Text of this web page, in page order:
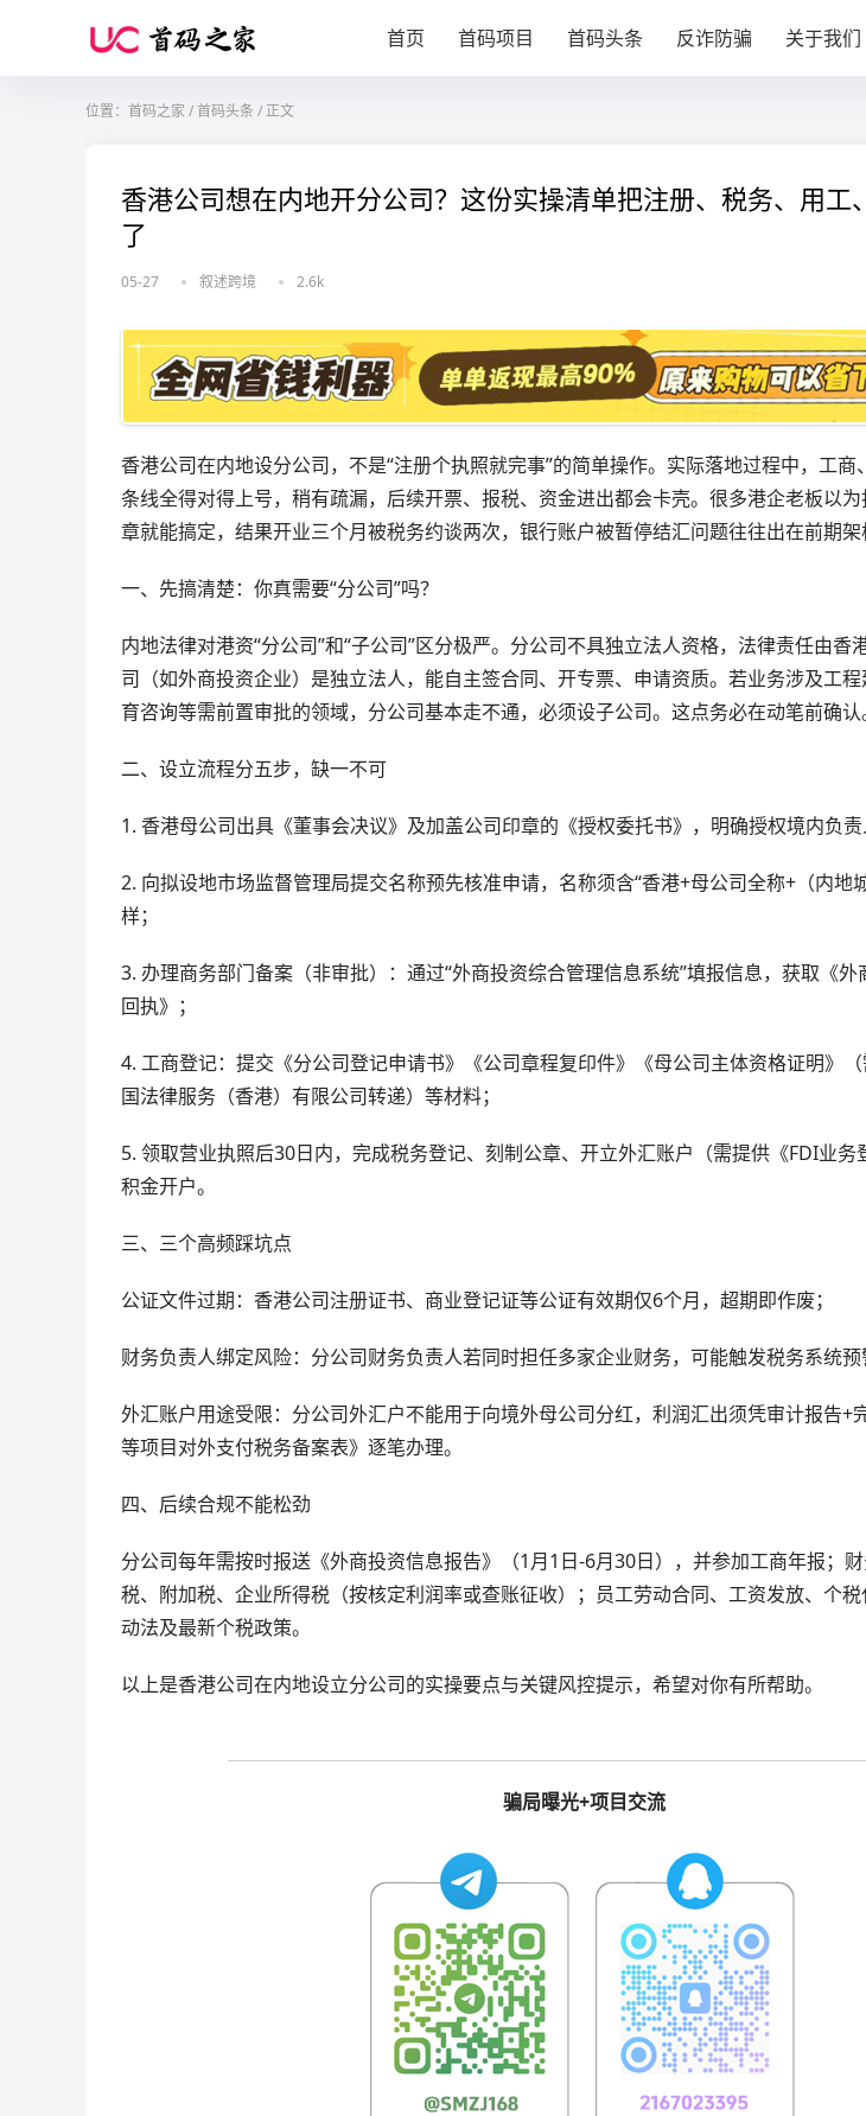
首页 首码项目 首码头条 反诈防骗 关于我们
位置： 首码之家 /首码头条 /正文
香港公司想在内地开分公司？这份实操清单把注册、税务、用工
了
05-27 叙述跨境 2.6k
香港公司在内地设分公司，不是“注册个执照就完事”的简单操作。实际落地过程中，工
条线全得对得上号，稍有疏漏，后续开票、报税、资金进出都会卡壳。很多港企老板以
章就能搞定，结果开业三个月被税务约谈两次，银行账户被暂停结汇问题往往出在前期架
一、先搞清楚：你真需要“分公司”吗？
内地法律对港资“分公司”和“子公司”区分极严。分公司不具独立法人资格，法律责任由香
司（如外商投资企业）是独立法人，能自主签合同、开专票、申请资质。若业务涉及工
育咨询等需前置审批的领域，分公司基本走不通，必须设子公司。这点务必在动笔前确认
二、设立流程分五步，缺一不可
1. 香港母公司出具《董事会决议》及加盖公司印章的《授权委托书》，明确授权境内负责
2. 向拟设地市场监督管理局提交名称预先核准申请，名称须含“香港+母公司全称+（内地
样；
3. 办理商务部门备案（非审批）：通过“外商投资综合管理信息系统”填报信息，获取《
回执》；
4. 工商登记：提交《分公司登记申请书》《公司章程复印件》《母公司主体资格证明》
国法律服务（香港）有限公司转递）等材料；
5. 领取营业执照后30日内，完成税务登记、刻制公章、开立外汇账户（需提供《FDI业务
积金开户。
三、三个高频踩坑点
公证文件过期：香港公司注册证书、商业登记证等公证有效期仅6个月，超期即作废；
财务负责人绑定风险：分公司财务负责人若同时担任多家企业财务，可能触发税务系统预
外汇账户用途受限：分公司外汇户不能用于向境外母公司分红，利润汇出须凭审计报告+
等项目对外支付税务备案表》逐笔办理。
四、后续合规不能松劲
分公司每年需按时报送《外商投资信息报告》（1月1日-6月30日），并参加工商年报；
税、附加税、企业所得税（按核定利润率或查账征收）；员工劳动合同、工资发放、个
动法及最新个税政策。
以上是香港公司在内地设立分公司的实操要点与关键风控提示，希望对你有所帮助。
骗局曝光+项目交流